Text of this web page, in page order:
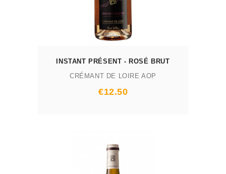
INSTANT PRÉSENT - ROSÉ BRUT
CRÉMANT DE LOIRE AOP
Prix
€12.50